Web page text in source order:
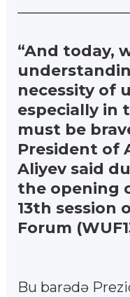
“And today,
necessity of
especially in
must be
President of
Aliyev said
the opening
13th session
Forum
Bu barədə